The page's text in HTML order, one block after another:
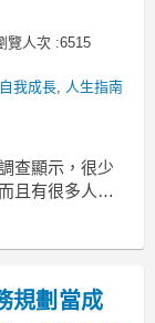
覽人次 :6515
自我成長, 人生指南
查顯示，很少
且有很多人根
成富裕心態
規劃當成